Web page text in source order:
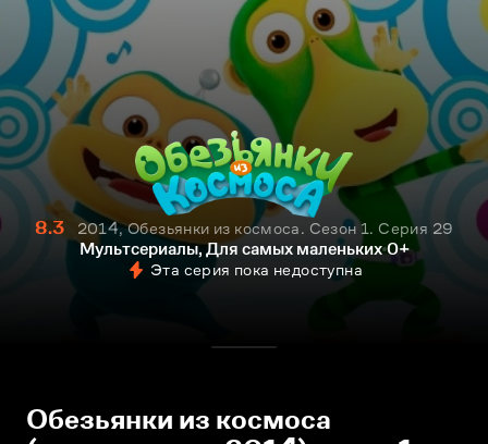
8.3
2014, Обезьянки из космоса. Сезон 1. Серия 29
Мультсериалы, Для самых маленьких 0+
Эта серия пока недоступна
Обезьянки из космоса